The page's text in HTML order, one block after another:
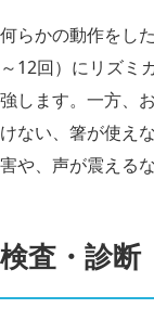
何らかの動作をし
～12回）にリズミ
強します。一方、
けない、箸が使え
害や、声が震える
検査・診断